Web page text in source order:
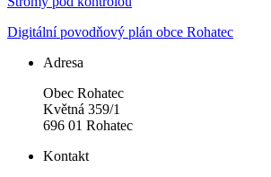
Digitální povodňový plán obce Rohatec
Adresa
Obec Rohatec
Květná 359/1
696 01 Rohatec
Kontakt